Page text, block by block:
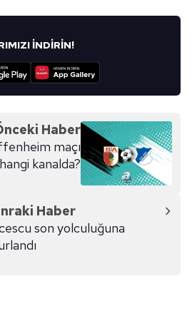
İNDİRİN!
Haber
maçı
hangi kanalda?
Haber
son yolculuğuna